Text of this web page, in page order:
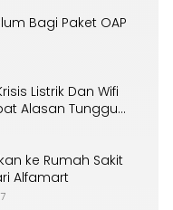
Bagi Paket OAP
Listrik Dan Wifi
Alasan Tunggu
ke Rumah Sakit
Biskuit dari Alfamart